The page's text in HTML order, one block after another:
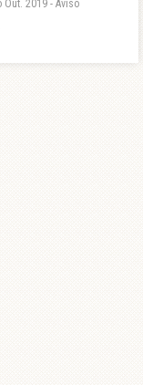
2019 - Aviso